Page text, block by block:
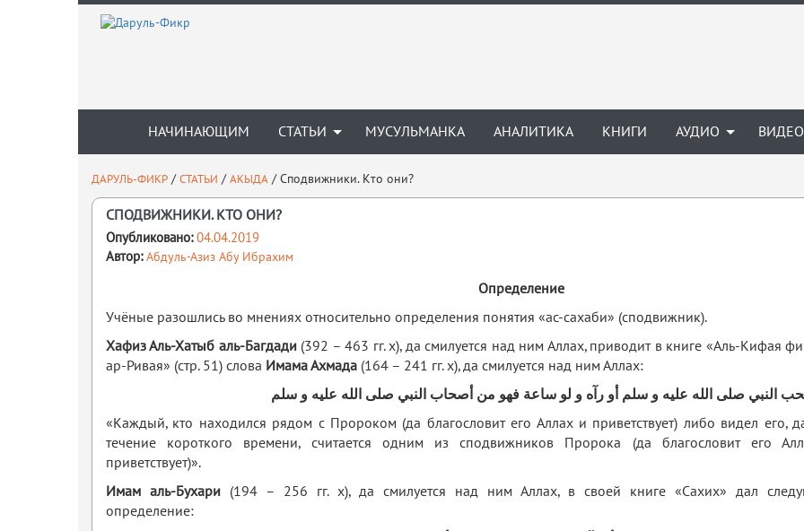
НАЧИНАЮЩИМ СТАТЬИ МУСУЛЬМАНКА АНАЛИТИКА КНИГИ АУДИО ВИДЕО
ДАРУЛЬ-ФИКР /СТАТЬИ /АКЫДА /Сподвижники. Кто они?
СПОДВИЖНИКИ. КТО ОНИ?
Опубликовано:04.04.2019
Автор:Абдуль-Азиз Абу Ибрахим
Определение
Учёные разошлись во мнениях относительно определения понятия «ас-сахаби» (сподвижник).
Хафиз Аль-Хатыб аль-Багдади(392 – 463 гг. х), да смилуется над ним Аллах, приводит в книге «Аль-Кифая
ар-Ривая» (стр. 51) слова Имама Ахмада (164 – 241 гг. х), да смилуется над ним Аллах:
النبي صلى الله عليه و سلم أو رآه و لو ساعة فهو من أصحاب النبي صلى الله عليه و سلم
«Каждый, кто находился рядом с Пророком (да благословит его Аллах и приветствует) либо видел его,
течение короткого времени, считается одним из сподвижников Пророка (да благословит его
приветствует)».
Имам аль-Бухари(194 – 256 гг. х), да смилуется над ним Аллах, в своей книге «Сахих» дал
определение: